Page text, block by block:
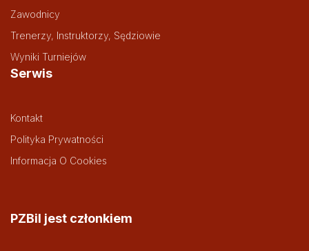
Zawodnicy
Trenerzy, Instruktorzy, Sędziowie
Wyniki Turniejów
Serwis
Kontakt
Polityka Prywatności
Informacja O Cookies
PZBil jest członkiem